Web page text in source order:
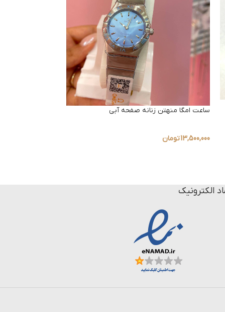
ساعت امگا منهتن زنانه صفحه آبی
13,500,000تومان
الکترونیک